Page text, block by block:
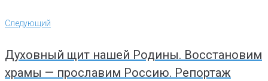
Следующий
Следующий
Духовный щит нашей Родины. Восстановим
храмы — прославим Россию. Репортаж